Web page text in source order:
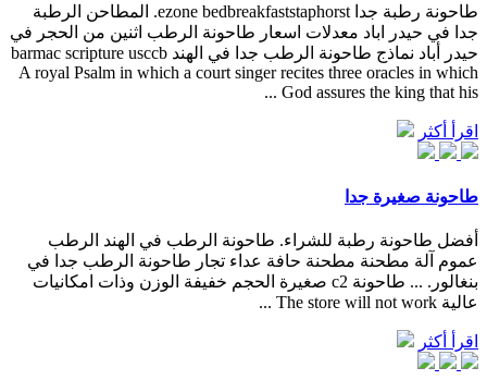
طاحونة رطبة جدا ezone bedbreakfaststaphorst. المطاحن الرطبة
جدا في حيدر اباد معدلات اسعار طاحونة الرطب اثنين من الحجر في
حيدر أباد نماذج طاحونة الرطب جدا في الهند barmac scripture usccb
A royal Psalm in which a court singer recites three oracles in which
God assures the king that his ...
اقرأ أكثر
طاحونة صغيرة جدا
أفضل طاحونة رطبة للشراء. طاحونة الرطب في الهند الرطب
عموم آلة مطحنة مطحنة حافة عداء تجار طاحونة الرطب جدا في
بنغالور. ... طاحونة c2 صغيرة الحجم خفيفة الوزن وذات امكانيات
عالية The store will not work ...
اقرأ أكثر